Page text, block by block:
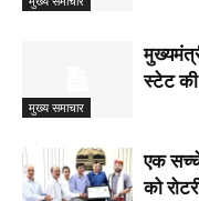
मुख्य समाचार
स्टेट की
एक
को